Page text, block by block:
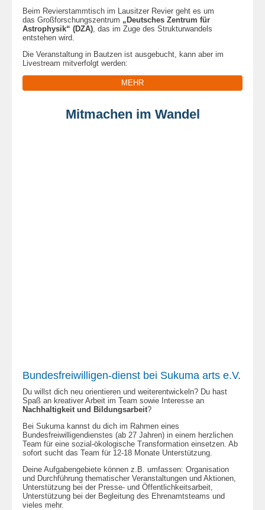
Beim Revierstammtisch im Lausitzer Revier geht es um
das Großforschungszentrum „Deutsches Zentrum für
Astrophysik“ (DZA), das im Zuge des Strukturwandels
entstehen wird.
Die Veranstaltung in Bautzen ist ausgebucht, kann aber im
Livestream mitverfolgt werden:
MEHR
Mitmachen im Wandel
Bundesfreiwilligen-dienst bei Sukuma arts e.V.
Du willst dich neu orientieren und weiterentwickeln? Du hast
Spaß an kreativer Arbeit im Team sowie Interesse an
Nachhaltigkeit und Bildungsarbeit?
Bei Sukuma kannst du dich im Rahmen eines
Bundesfreiwilligendienstes (ab 27 Jahren) in einem herzlichen
Team für eine sozial-ökologische Transformation einsetzen. Ab
sofort sucht das Team für 12-18 Monate Unterstützung.
Deine Aufgabengebiete können z.B. umfassen: Organisation
und Durchführung thematischer Veranstaltungen und Aktionen,
Unterstützung bei der Presse- und Öffentlichkeitsarbeit,
Unterstützung bei der Begleitung des Ehrenamtsteams und
vieles mehr.